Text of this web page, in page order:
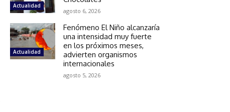
Actualidad
agosto 6, 2026
Actualidad
Fenómeno El Niño alcanzaría
una intensidad muy fuerte
en los próximos meses,
advierten organismos
internacionales
agosto 5, 2026